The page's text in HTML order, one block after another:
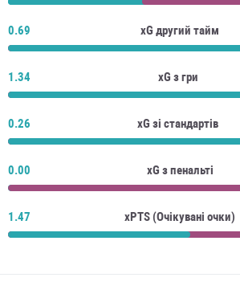
0.69 xG другий тайм
1.34 xG з гри
0.26 xG зі стандартів
0.00 xG з пенальті
1.47 xPTS (Очікувані очки)